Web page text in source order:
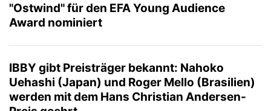
"Ostwind" für den EFA Young Audience
Award nominiert
IBBY gibt Preisträger bekannt: Nahoko
Uehashi (Japan) und Roger Mello (Brasilien)
werden mit dem Hans Christian Andersen-